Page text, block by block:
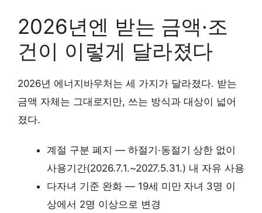
2026년엔 받는 금액·조
건이 이렇게 달라졌다
2026년 에너지바우처는 세 가지가 달라졌다. 받는
금액 자체는 그대로지만, 쓰는 방식과 대상이 넓어
졌다.
계절 구분 폐지 — 하절기·동절기 상한 없이
사용기간(2026.7.1.~2027.5.31.) 내 자유 사용
다자녀 기준 완화 — 19세 미만 자녀 3명 이
상에서 2명 이상으로 변경